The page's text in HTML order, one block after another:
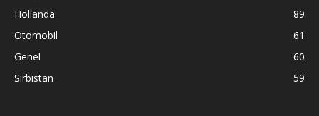
Hollanda
89
Otomobil
61
Genel
60
Sırbistan
59